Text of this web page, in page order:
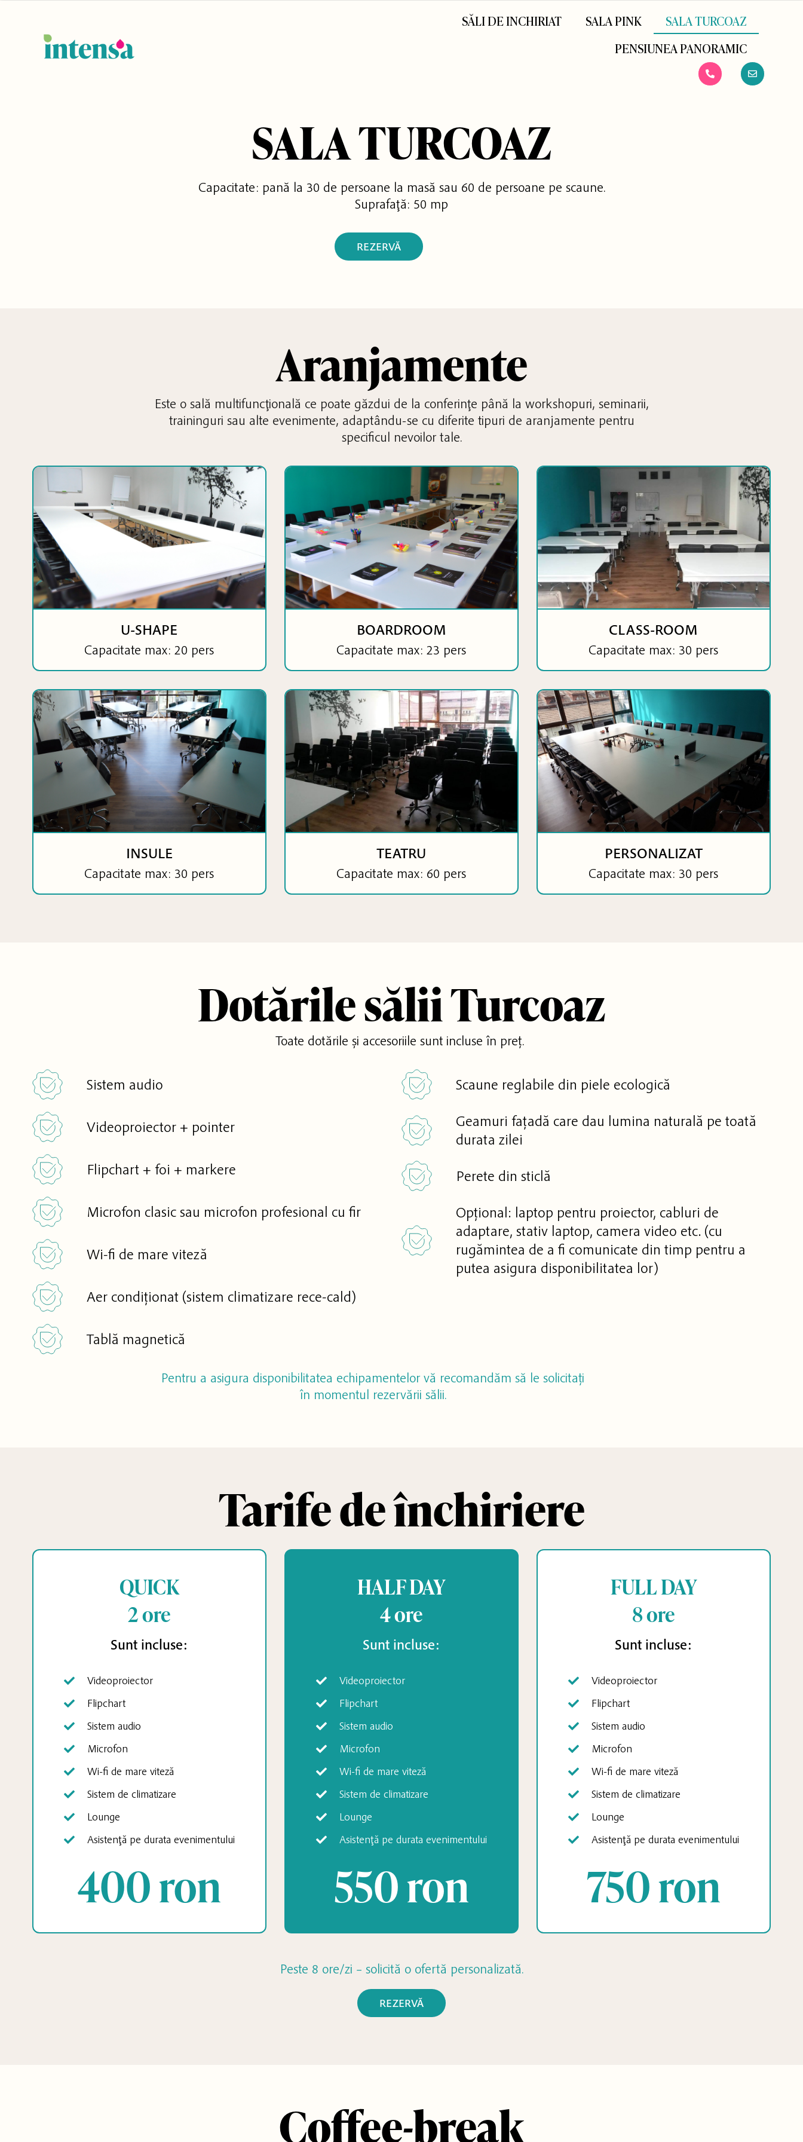
SĂLI DE INCHIRIAT SALA PINK
SALA TURCOAZ
PENSIUNEA PANORAMIC
SALATURCOAZ
Capacitate: pană la 30 de persoane la masă sau 60 de persoane pe scaune.
Suprafaţă: 50 mp
REZERVĂ
Aranjamente
Este o sală multifuncţională ce poate găzdui de la conferinţe până la workshopuri, seminarii,
traininguri sau alte evenimente, adaptându-se cu diferite tipuri de aranjamente pentru
specificul nevoilor tale.
U-SHAPE
Capacitate max: 20 pers
BOARDROOM
Capacitate max: 23 pers
CLASS-ROOM
Capacitate max: 30 pers
INSULE
Capacitate max: 30 pers
TEATRU
Capacitate max: 60 pers
PERSONALIZAT
Capacitate max: 30 pers
Dotările sălii Turcoaz
Toate dotările și accesoriile sunt incluse în preț.
Sistem audio
Videoproiector + pointer
Flipchart + foi + markere
Microfon clasic sau microfon profesional cu fir
Wi-fi de mare viteză
Aer condiționat (sistem climatizare rece-cald)
Tablă magnetică
Scaune reglabile din piele ecologică
Geamuri fațadă care dau lumina naturală pe toată
durata zilei
Perete din sticlă
Opțional: laptop pentru proiector, cabluri de
adaptare, stativ laptop, camera video etc. (cu
rugămintea de a fi comunicate din timp pentru a
putea asigura disponibilitatea lor)
Pentru a asigura disponibilitatea echipamentelor vă recomandăm să le solicitați
în momentul rezervării sălii.
Tarife de închiriere
QUICK
2 ore
Sunt incluse:
Videoproiector
Flipchart
Sistem audio
Microfon
Wi-fi de mare viteză
Sistem de climatizare
Lounge
Asistenţă pe durata evenimentului
400 ron
HALF DAY
4 ore
Sunt incluse:
Videoproiector
Flipchart
Sistem audio
Microfon
Wi-fi de mare viteză
Sistem de climatizare
Lounge
Asistenţă pe durata evenimentului
550 ron
FULL DAY
8 ore
Sunt incluse:
Videoproiector
Flipchart
Sistem audio
Microfon
Wi-fi de mare viteză
Sistem de climatizare
Lounge
Asistenţă pe durata evenimentului
750 ron
Peste 8 ore/zi – solicită o ofertă personalizată.
REZERVĂ
Coffee-break